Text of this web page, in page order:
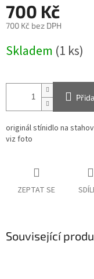
700 Kč
700 Kč bez DPH
cena:
Skladem (1 ks)
originál stínidlo na
viz foto
ZEPTAT SE
Související